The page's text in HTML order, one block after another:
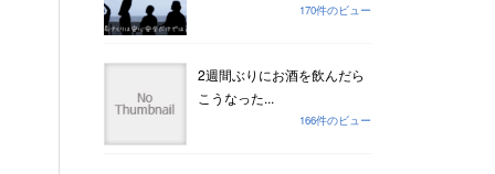
170件のビュー
2週間ぶりにお酒を飲んだら
こうなった...
166件のビュー